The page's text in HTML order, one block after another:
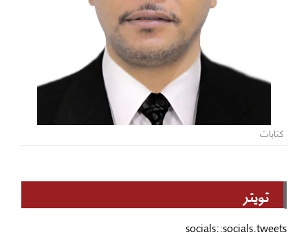
كتابات
تويتر
socials::socials.tweets